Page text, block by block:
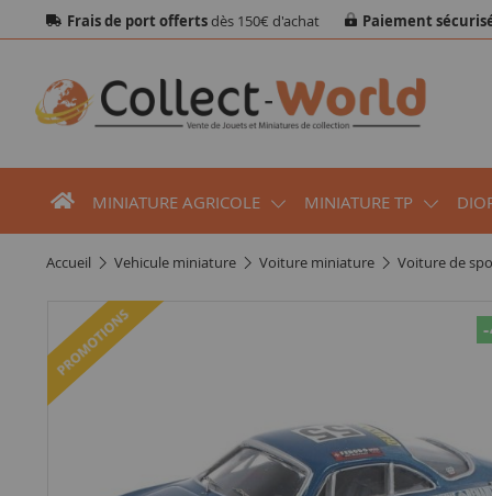
Frais de port offertsdès 150€ d'achat Paiement
MINIATURE AGRICOLE MINIATURE TP
accueil vehicule miniature voiture miniature voiture de